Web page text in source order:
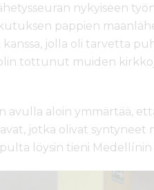
nykyiseen
pappien
kanssa, jolla oli tarvetta
tottunut muiden
avulla aloin ymmärtää,
jotka olivat syntyneet
löysin tieni Medellínin